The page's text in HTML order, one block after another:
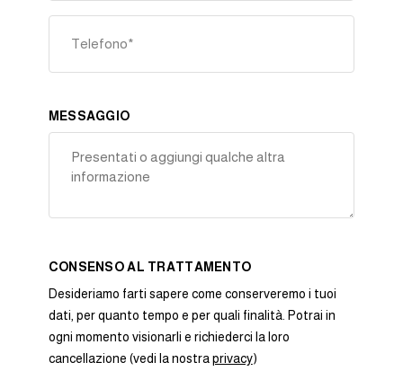
(OBBLIGATORIO)
MESSAGGIO
CONSENSO AL TRATTAMENTO
Desideriamo farti sapere come conserveremo i tuoi
dati, per quanto tempo e per quali finalità. Potrai in
ogni momento visionarli e richiederci la loro
cancellazione (vedi la nostraprivacy)